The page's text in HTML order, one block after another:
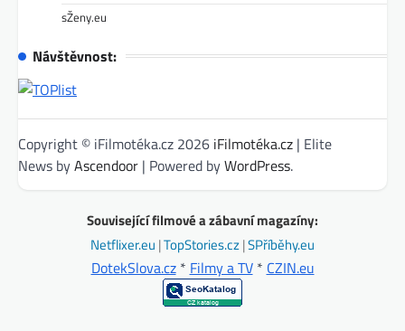
sŽeny.eu
Návštěvnost:
Copyright © iFilmotéka.cz 2026 iFilmotéka.cz | Elite
News byAscendoor | Powered byWordPress.
Související filmové a zábavní magazíny:
Netflixer.eu |TopStories.cz|SPříběhy.eu
DotekSlova.cz* Filmy a TV* CZIN.eu